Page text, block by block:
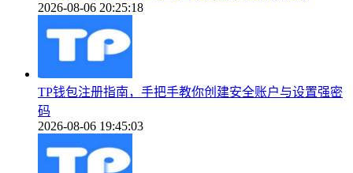
2026-08-06 20:25:18
TP钱包注册指南，手把手教你创建安全账户与设置强密
码
2026-08-06 19:45:03